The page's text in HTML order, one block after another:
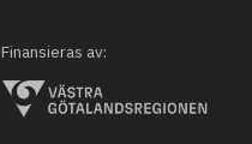
Finansieras av: